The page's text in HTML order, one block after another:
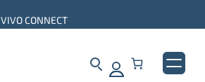
VIVO CONNECT